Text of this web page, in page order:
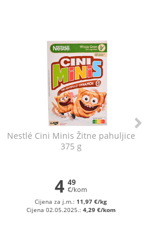
Nestlé Cini Minis Žitne pahuljice
375 g
4 49
€/kom
Cijena za j.m.:11,97 €/kg
Cijena 02.05.2025.: 4,29 €/kom